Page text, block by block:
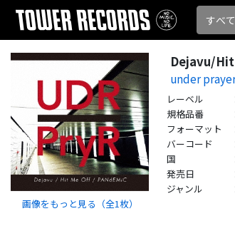
すべて
画像をもっと見る（全1 枚）
Dejavu/
under
レーベル
規格品番
フォーマット
バーコード
国
発売日
ジャンル